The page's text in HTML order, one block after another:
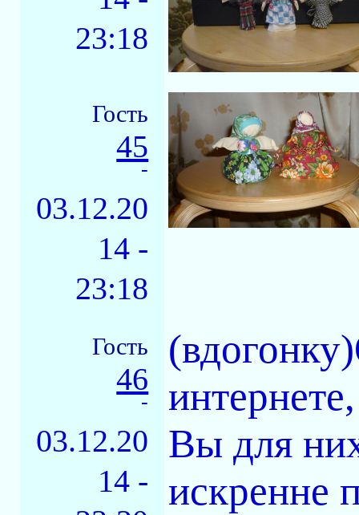
23:18
Гость
45
-
03.12.20
14 -
23:18
Гость
46
-
03.12.20
14 -
Вы для
искренне